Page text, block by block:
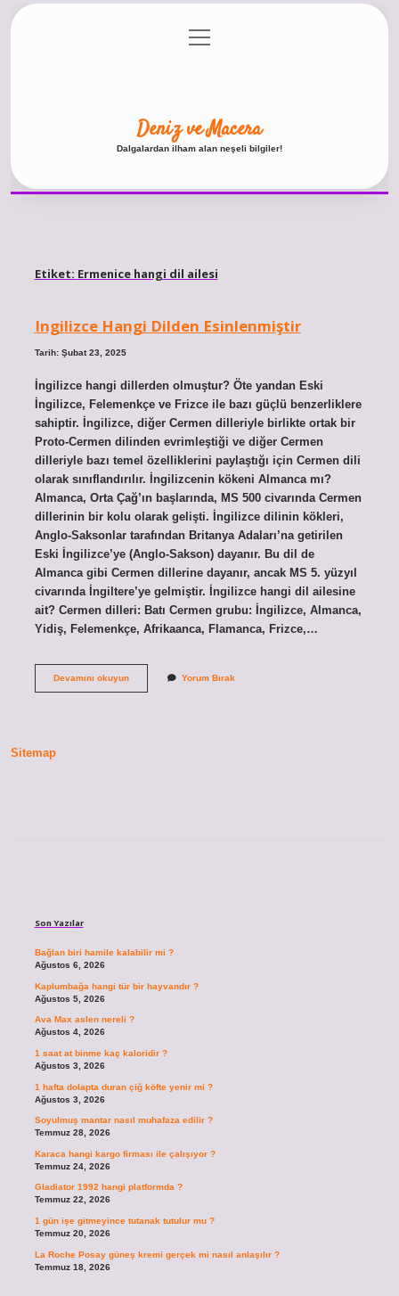
Gizlilik Politikası
menüyü
aç
Deniz ve Macera
Dalgalardan ilham alan neşeli bilgiler!
Etiket: Ermenice hangi dil ailesi
Ingilizce Hangi Dilden Esinlenmiştir
Tarih: Şubat 23, 2025
İngilizce hangi dillerden olmuştur? Öte yandan Eski
İngilizce, Felemenkçe ve Frizce ile bazı güçlü benzerliklere
sahiptir. İngilizce, diğer Cermen dilleriyle birlikte ortak bir
Proto-Cermen dilinden evrimleştiği ve diğer Cermen
dilleriyle bazı temel özelliklerini paylaştığı için Cermen dili
olarak sınıflandırılır. İngilizcenin kökeni Almanca mı?
Almanca, Orta Çağ’ın başlarında, MS 500 civarında Cermen
dillerinin bir kolu olarak gelişti. İngilizce dilinin kökleri,
Anglo-Saksonlar tarafından Britanya Adaları’na getirilen
Eski İngilizce’ye (Anglo-Sakson) dayanır. Bu dil de
Almanca gibi Cermen dillerine dayanır, ancak MS 5. yüzyıl
civarında İngiltere’ye gelmiştir. İngilizce hangi dil ailesine
ait? Cermen dilleri: Batı Cermen grubu: İngilizce, Almanca,
Yidiş, Felemenkçe, Afrikaanca, Flamanca, Frizce,…
Devamını okuyunIngilizce
Yorum Bırak
Sitemap
Son Yazılar
Bağlan biri hamile kalabilir mi ?
Ağustos 6, 2026
Kaplumbağa hangi tür bir hayvandır ?
Ağustos 5, 2026
Ava Max aslen nereli ?
Ağustos 4, 2026
1 saat at binme kaç kaloridir ?
Ağustos 3, 2026
1 hafta dolapta duran çiğ köfte yenir mi ?
Ağustos 3, 2026
Soyulmuş mantar nasıl muhafaza edilir ?
Temmuz 28, 2026
Karaca hangi kargo firması ile çalışıyor ?
Temmuz 24, 2026
Gladiator 1992 hangi platformda ?
Temmuz 22, 2026
1 gün işe gitmeyince tutanak tutulur mu ?
Temmuz 20, 2026
La Roche Posay güneş kremi gerçek mi nasıl anlaşılır ?
Temmuz 18, 2026